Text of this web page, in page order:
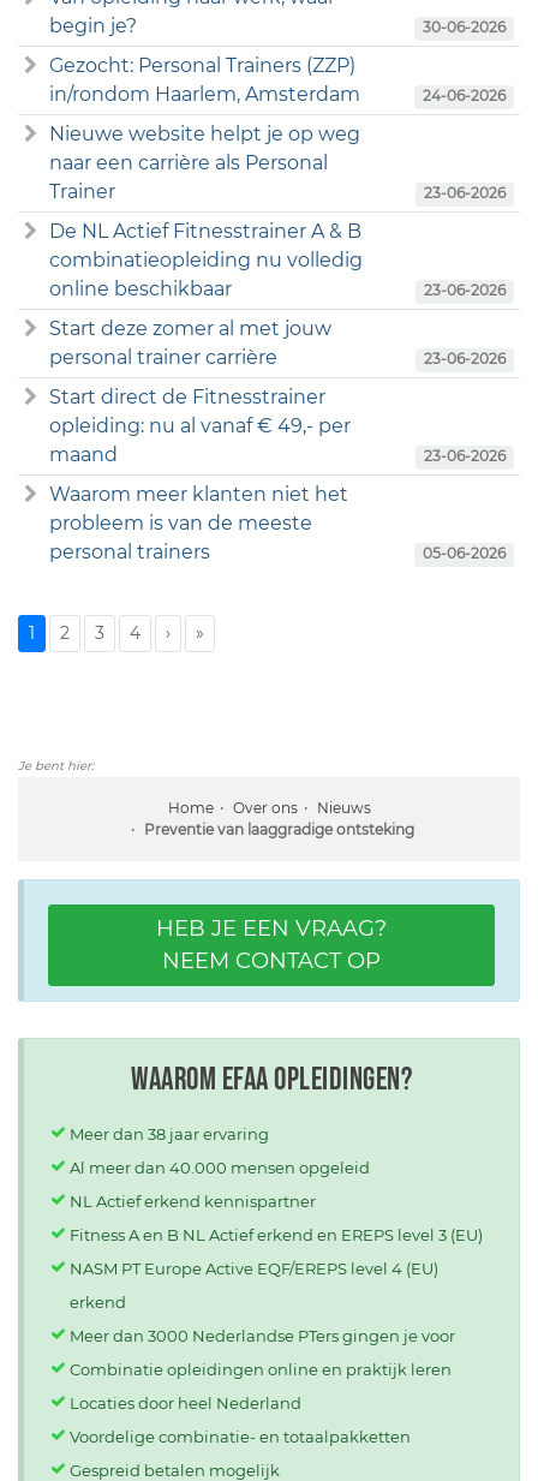
begin je?
30-06-2026
Gezocht: Personal Trainers (ZZP)
in/rondom Haarlem, Amsterdam
24-06-2026
Nieuwe website helpt je op weg
naar een carrière als Personal
Trainer
23-06-2026
De NL Actief Fitnesstrainer A & B
combinatieopleiding nu volledig
online beschikbaar
23-06-2026
Start deze zomer al met jouw
personal trainer carrière
23-06-2026
Start direct de Fitnesstrainer
opleiding: nu al vanaf € 49,- per
maand
23-06-2026
Waarom meer klanten niet het
probleem is van de meeste
personal trainers
05-06-2026
1 2 3 4 › »
Je bent hier:
Home Over ons
Nieuws
Preventie van laaggradige ontsteking
HEB JE EEN VRAAG?
NEEM CONTACT OP
Waarom EFAA opleidingen?
Meer dan 38 jaar ervaring
Al meer dan 40.000 mensen opgeleid
NL Actief erkend kennispartner
Fitness A en B NL Actief erkend en EREPS level 3 (EU)
NASM PT Europe Active EQF/EREPS level 4 (EU)
erkend
Meer dan 3000 Nederlandse PTers gingen je voor
Combinatie opleidingen online en praktijk leren
Locaties door heel Nederland
Voordelige combinatie- en totaalpakketten
Gespreid betalen mogelijk